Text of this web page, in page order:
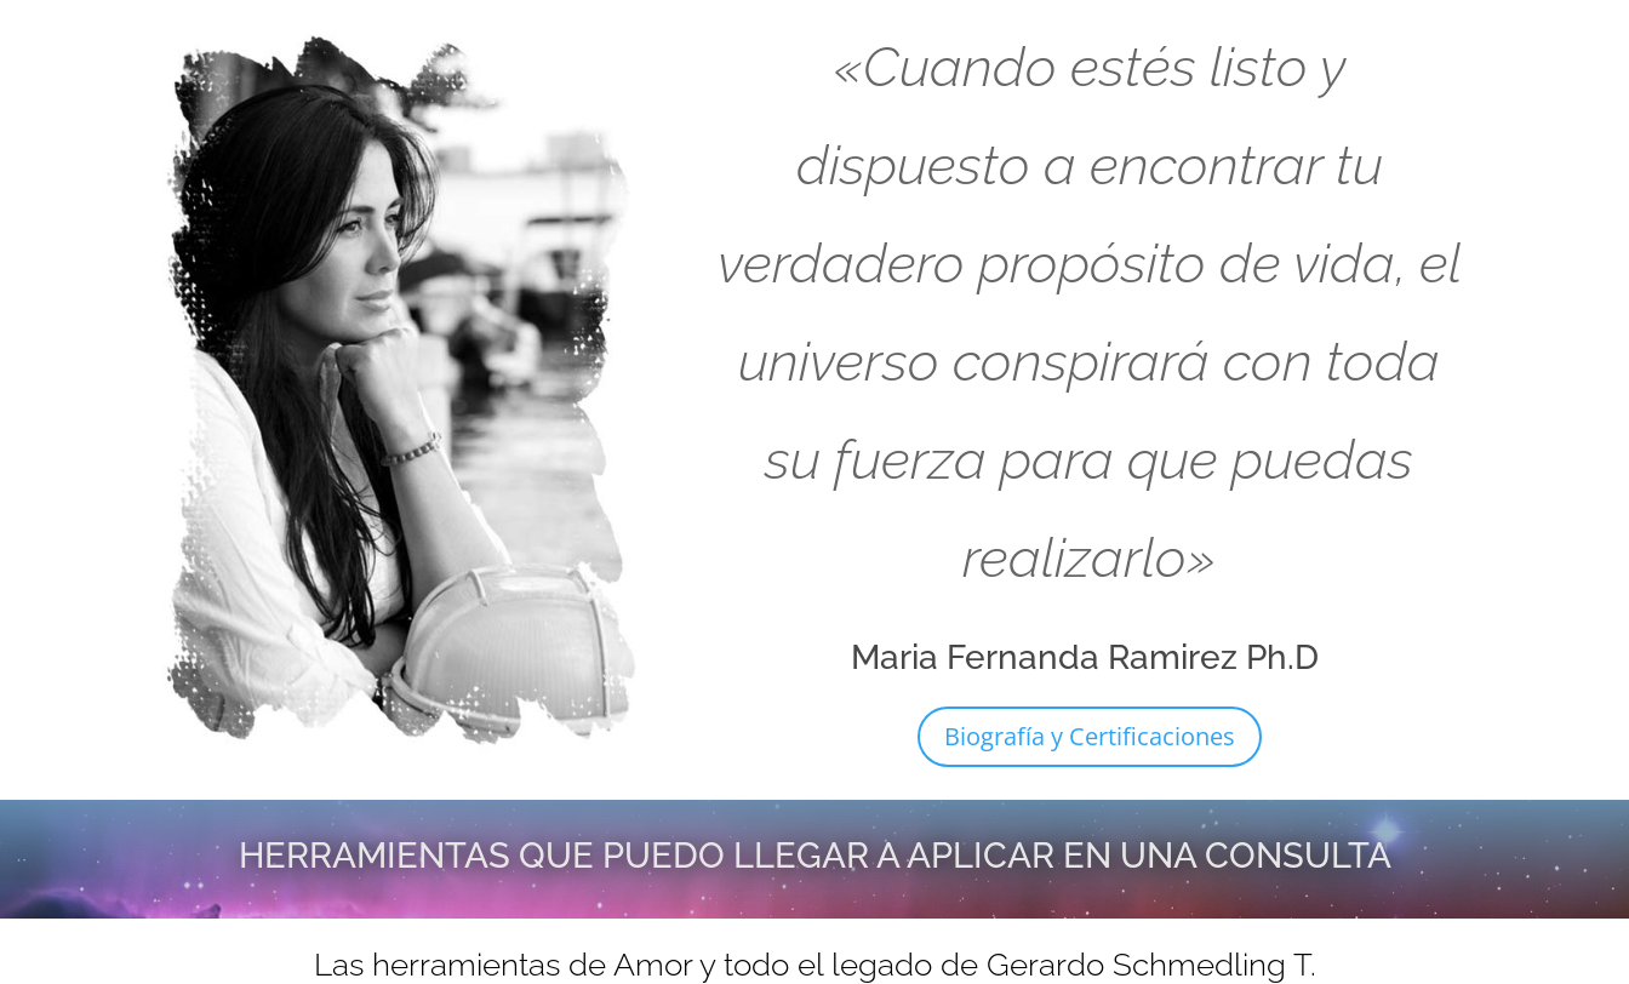
«Cuando estés listo y
dispuesto a encontrar tu
verdadero propósito de vida, el
universo conspirará con toda
su fuerza para que puedas
realizarlo»
Maria Fernanda Ramirez Ph.D
Biografía y Certificaciones
HERRAMIENTAS QUE PUEDO LLEGAR A APLICAR EN UNA CONSULTA
Las herramientas de Amor y todo el legado de Gerardo Schmedling T.